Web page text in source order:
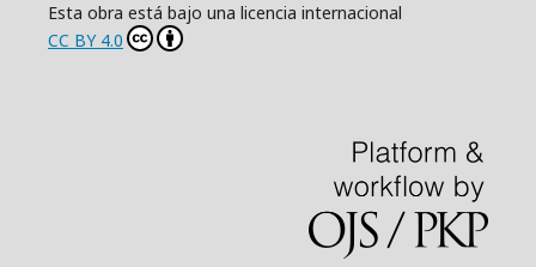
Esta obra está bajo una licencia internacional
CC BY 4.0